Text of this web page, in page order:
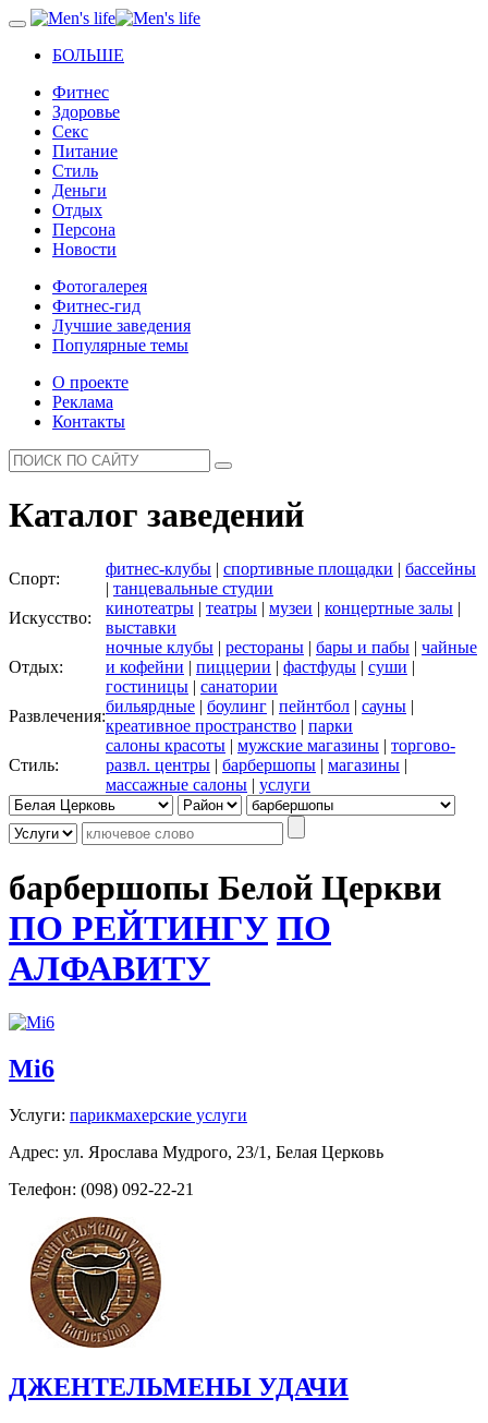
БОЛЬШЕ
Фитнес
Здоровье
Секс
Питание
Стиль
Деньги
Отдых
Персона
Новости
Фотогалерея
Фитнес-гид
Лучшие заведения
Популярные темы
О проекте
Реклама
Контакты
Каталог заведений
Спорт:
фитнес-клубы | спортивные площадки | бассейны
| танцевальные студии
Искусство:
кинотеатры | театры | музеи | концертные залы |
выставки
Отдых:
ночные клубы | рестораны | бары и пабы | чайные
и кофейни | пиццерии | фастфуды | суши |
гостиницы | санатории
Развлечения:
бильярдные | боулинг | пейнтбол | сауны |
креативное пространство | парки
Стиль:
салоны красоты | мужские магазины | торгово-
развл. центры | барбершопы | магазины |
массажные салоны | услуги
барбершопы Белой Церкви
ПО РЕЙТИНГУ ПО
АЛФАВИТУ
Mi6
Услуги: парикмахерские услуги
Адрес: ул. Ярослава Мудрого, 23/1, Белая Церковь
Телефон: (098) 092-22-21
ДЖЕНТЕЛЬМЕНЫ УДАЧИ